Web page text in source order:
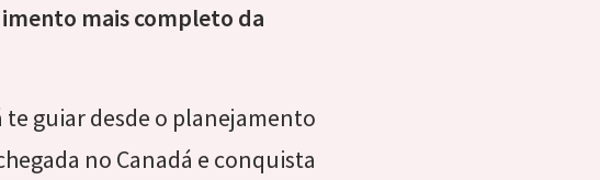
mais completo da
te guiar desde o planejamento
no Canadá e conquista